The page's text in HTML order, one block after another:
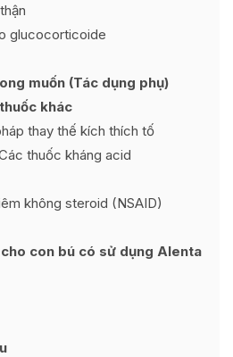
glucocorticoide
muốn (Tác dụng phụ)
khác
thay thế kích thích tố
thuốc kháng acid
không steroid (NSAID)
con bú có sử dụng Alenta